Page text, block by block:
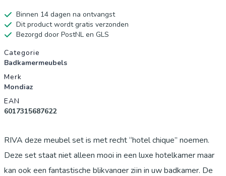
Binnen 14 dagen na ontvangst
Dit product wordt gratis verzonden
Bezorgd door PostNL en GLS
Productgegevens
Categorie
Badkamermeubels
Merk
Mondiaz
EAN
6017315687622
RIVA deze meubel set is met recht “hotel chique” noemen.
Deze set staat niet alleen mooi in een luxe hotelkamer maar
kan ook een fantastische blikvanger zijn in uw badkamer. De